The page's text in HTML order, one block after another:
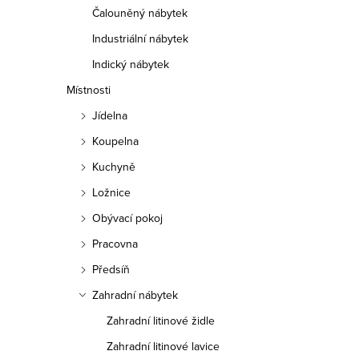
Čalouněný nábytek
Industriální nábytek
Indický nábytek
Místnosti
Jídelna
Koupelna
Kuchyně
Ložnice
Obývací pokoj
Pracovna
Předsíň
Zahradní nábytek
Zahradní litinové židle
Zahradní litinové lavice